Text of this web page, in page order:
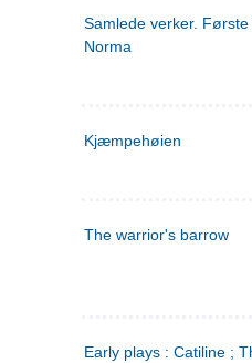
Samlede verker.
Norma
Kjæmpehøien
The warrior's barrow
Early plays : Catiline ;